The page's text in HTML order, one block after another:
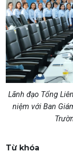
Lãnh đạo Tổng
niệm với Ban
Từ khóa